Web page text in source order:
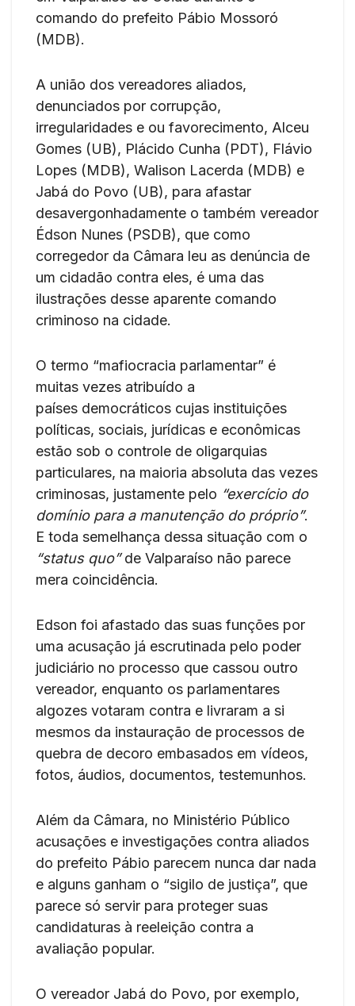
comando do prefeito Pábio Mossoró
(MDB).
A união dos vereadores aliados,
denunciados por corrupção,
irregularidades e ou favorecimento, Alceu
Gomes (UB), Plácido Cunha (PDT), Flávio
Lopes (MDB), Walison Lacerda (MDB) e
Jabá do Povo (UB), para afastar
desavergonhadamente o também vereador
Édson Nunes (PSDB), que como
corregedor da Câmara leu as denúncia de
um cidadão contra eles, é uma das
ilustrações desse aparente comando
criminoso na cidade.
O termo “mafiocracia parlamentar” é
muitas vezes atribuído a
países democráticos cujas instituições
políticas, sociais, jurídicas e econômicas
estão sob o controle de oligarquias
particulares, na maioria absoluta das vezes
criminosas, justamente pelo “exercício do
domínio para a manutenção do próprio”.
E toda semelhança dessa situação com o
“status quo”de Valparaíso não parece
mera coincidência.
Edson foi afastado das suas funções por
uma acusação já escrutinada pelo poder
judiciário no processo que cassou outro
vereador, enquanto os parlamentares
algozes votaram contra e livraram a si
mesmos da instauração de processos de
quebra de decoro embasados em vídeos,
fotos, áudios, documentos, testemunhos.
Além da Câmara, no Ministério Público
acusações e investigações contra aliados
do prefeito Pábio parecem nunca dar nada
e alguns ganham o “sigilo de justiça”, que
parece só servir para proteger suas
candidaturas à reeleição contra a
avaliação popular.
O vereador Jabá do Povo, por exemplo,